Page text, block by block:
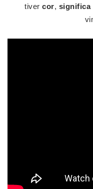
tivercor, significa